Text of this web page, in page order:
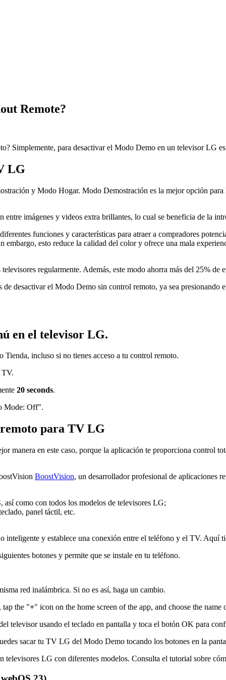
Remote?
Simplemente, para desactivar el Modo Demo en un televisor LG
LG
y Modo Hogar. Modo Demostración es la mejor opción
entre imágenes y videos extra brillantes, lo cual se beneficia de la
funciones y características para atraer a compradores
esto reduce la calidad del color y ofrece una mala
regularmente. Además, este modo ahorra más del 25%
desactivar el Modo Demo sin control remoto, ya sea
en el televisor LG.
incluso si no tienes acceso a tu control remoto.
TV.
20 seconds.
Mode: Off".
para TV LG
manera en este caso, porque la aplicación te proporciona control
BoostVision, un desarrollador profesional de aplicaciones
como con todos los modelos de televisores LG;
panel táctil, etc.
y establece una conexión entre el teléfono y el TV. Aquí
botones y permite que se instale en tu teléfono.
red inalámbrica. Si no es así, haga un cambio.
tap the "+" icon on the home screen of the app, and choose the
televisor usando el teclado en pantalla y toca el botón OK para
sacar tu TV LG del Modo Demo tocando los botones en la
televisores LG con diferentes modelos. Consulta el tutorial sobre